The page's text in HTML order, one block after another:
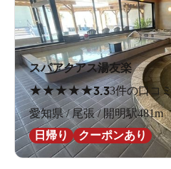
スパアクアス湯友楽
★★★★★3.33件の口コミ
愛知県 / 尾張 / 開明駅481m
日帰り
クーポンあり